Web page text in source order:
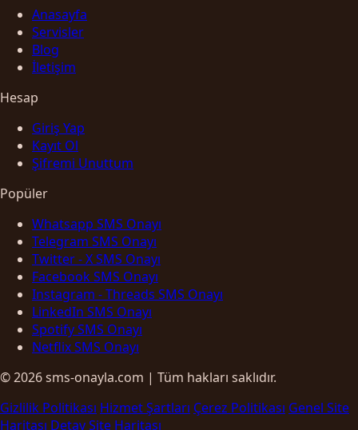
Anasayfa
Servisler
Blog
İletişim
Hesap
Giriş Yap
Kayıt Ol
Şifremi Unuttum
Popüler
Whatsapp SMS Onayı
Telegram SMS Onayı
Twitter - X SMS Onayı
Facebook SMS Onayı
Instagram - Threads SMS Onayı
LinkedIn SMS Onayı
Spotify SMS Onayı
Netflix SMS Onayı
© 2026 sms-onayla.com | Tüm hakları saklıdır.
Gizlilik Politikası Hizmet Şartları Çerez Politikası Genel Site
Haritası Detay Site Haritası